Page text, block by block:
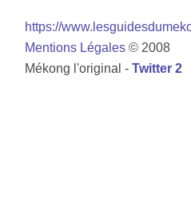
https://
Mentions Légales © 2008
Mékong l'original -Twitter 2